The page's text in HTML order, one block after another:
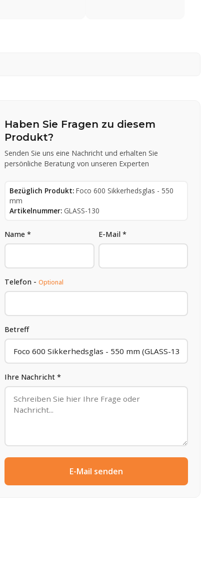
Haben Sie Fragen zu diesem
Produkt?
Senden Sie uns eine Nachricht und erhalten Sie
persönliche Beratung von unseren Experten
Bezüglich Produkt: Foco 600 Sikkerhedsglas - 550
mm
Artikelnummer: GLASS-130
Name * E-Mail *
Telefon -Optional
Betreff
Ihre Nachricht *
E-Mail senden